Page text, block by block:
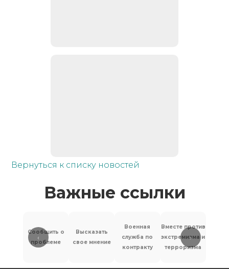
Вернуться к списку новостей
Важные ссылки
‹
Сообщить о
проблеме
Высказать
свое мнение
Военная
служба по
контракту
Вместе против
экстремизма и
терроризма
›